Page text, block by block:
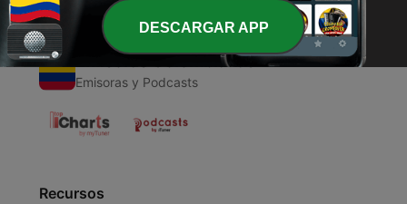
Emisoras Colombianas
Emisoras y Podcasts
Recursos
DESCARGAR APP